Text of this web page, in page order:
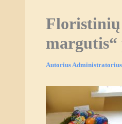
Floristinių
AutoriusAdministratorius